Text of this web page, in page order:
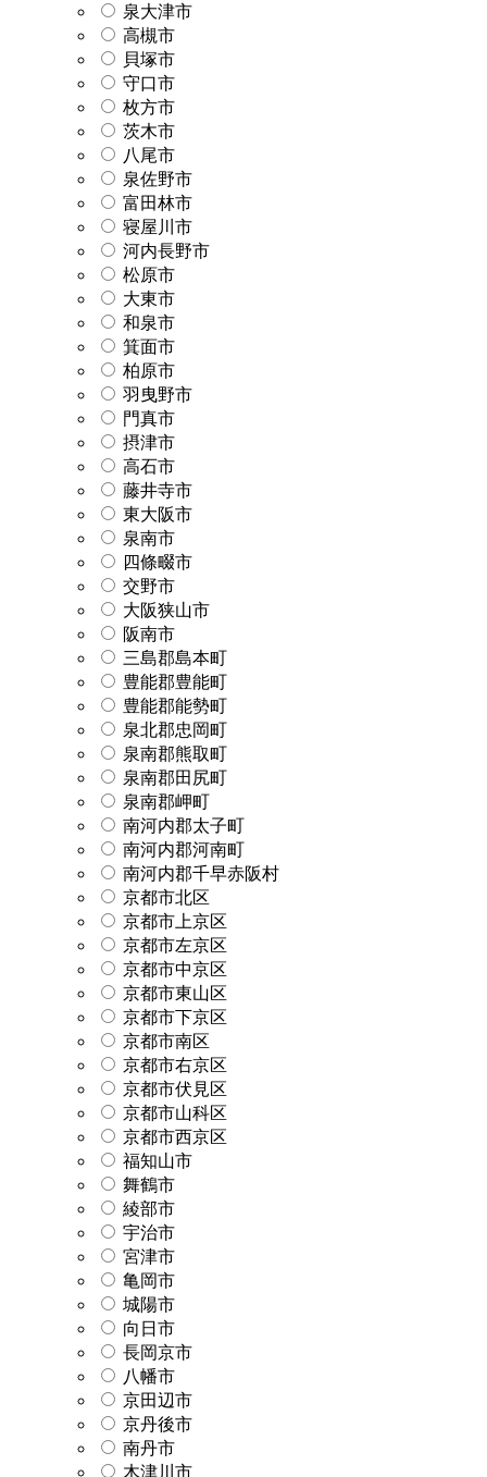
泉大津市
高槻市
貝塚市
守口市
枚方市
茨木市
八尾市
泉佐野市
富田林市
寝屋川市
河内長野市
松原市
大東市
和泉市
箕面市
柏原市
羽曳野市
門真市
摂津市
高石市
藤井寺市
東大阪市
泉南市
四條畷市
交野市
大阪狭山市
阪南市
三島郡島本町
豊能郡豊能町
豊能郡能勢町
泉北郡忠岡町
泉南郡熊取町
泉南郡田尻町
泉南郡岬町
南河内郡太子町
南河内郡河南町
南河内郡千早赤阪村
京都市北区
京都市上京区
京都市左京区
京都市中京区
京都市東山区
京都市下京区
京都市南区
京都市右京区
京都市伏見区
京都市山科区
京都市西京区
福知山市
舞鶴市
綾部市
宇治市
宮津市
亀岡市
城陽市
向日市
長岡京市
八幡市
京田辺市
京丹後市
南丹市
木津川市